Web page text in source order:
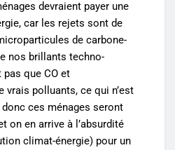
devraient payer une
car les rejets sont de
de carbone-
nos brillants techno-
pas que CO et
polluants, ce qui n’est
ces ménages seront
on en arrive à l’absurdité
climat-énergie) pour un